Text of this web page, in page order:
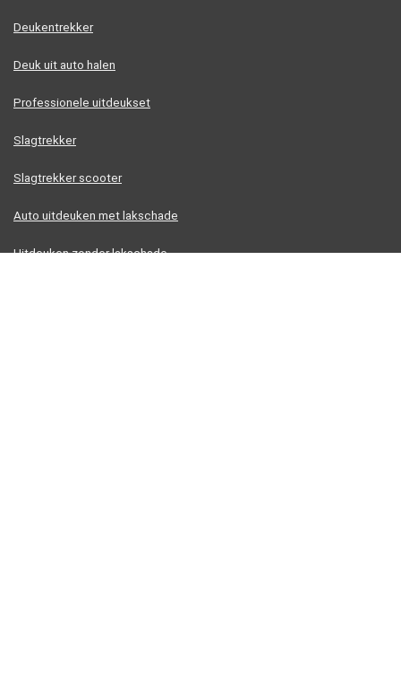
Deukentrekker
Deuk uit auto halen
Professionele uitdeukset
Slagtrekker
Slagtrekker scooter
Auto uitdeuken met lakschade
Uitdeuken zonder lakschade